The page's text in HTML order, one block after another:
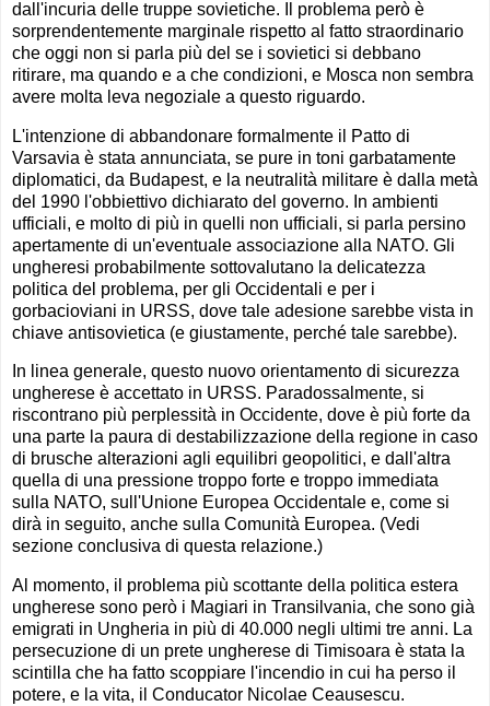
dall'incuria delle truppe sovietiche. Il problema però è
sorprendentemente marginale rispetto al fatto straordinario
che oggi non si parla più del se i sovietici si debbano
ritirare, ma quando e a che condizioni, e Mosca non sembra
avere molta leva negoziale a questo riguardo.
L'intenzione di abbandonare formalmente il Patto di
Varsavia è stata annunciata, se pure in toni garbatamente
diplomatici, da Budapest, e la neutralità militare è dalla metà
del 1990 l'obbiettivo dichiarato del governo. In ambienti
ufficiali, e molto di più in quelli non ufficiali, si parla persino
apertamente di un'eventuale associazione alla NATO. Gli
ungheresi probabilmente sottovalutano la delicatezza
politica del problema, per gli Occidentali e per i
gorbacioviani in URSS, dove tale adesione sarebbe vista in
chiave antisovietica (e giustamente, perché tale sarebbe).
In linea generale, questo nuovo orientamento di sicurezza
ungherese è accettato in URSS. Paradossalmente, si
riscontrano più perplessità in Occidente, dove è più forte da
una parte la paura di destabilizzazione della regione in caso
di brusche alterazioni agli equilibri geopolitici, e dall'altra
quella di una pressione troppo forte e troppo immediata
sulla NATO, sull'Unione Europea Occidentale e, come si
dirà in seguito, anche sulla Comunità Europea. (Vedi
sezione conclusiva di questa relazione.)
Al momento, il problema più scottante della politica estera
ungherese sono però i Magiari in Transilvania, che sono già
emigrati in Ungheria in più di 40.000 negli ultimi tre anni. La
persecuzione di un prete ungherese di Timisoara è stata la
scintilla che ha fatto scoppiare l'incendio in cui ha perso il
potere, e la vita, il Conducator Nicolae Ceausescu.